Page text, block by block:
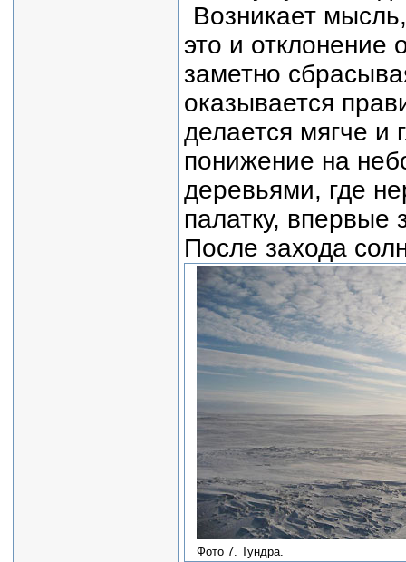
Возникает
это и отклонение
заметно
оказывается
делается мягче и
понижение на
деревьями, где
палатку, впервые
После захода
Фото 7. Тундра.